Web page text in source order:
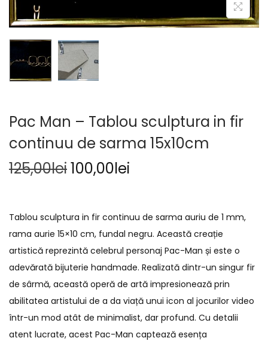
Pac Man – Tablou sculptura in fir
continuu de sarma 15x10cm
125,00lei100,00lei
Tablou sculptura in fir continuu de sarma auriu de 1 mm,
rama aurie 15×10 cm, fundal negru. Această creație
artistică reprezintă celebrul personaj Pac-Man și este o
adevărată bijuterie handmade. Realizată dintr-un singur fir
de sârmă, această operă de artă impresionează prin
abilitatea artistului de a da viață unui icon al jocurilor video
într-un mod atât de minimalist, dar profund. Cu detalii
atent lucrate, acest Pac-Man captează esența